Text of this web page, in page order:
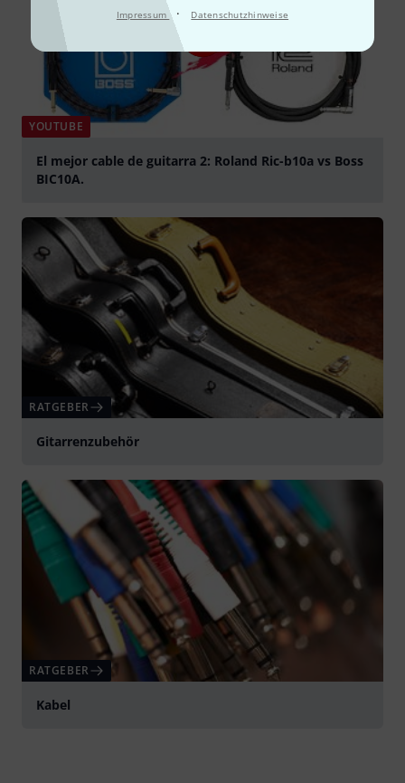
Impressum · Datenschutzhinweise
YOUTUBE
El mejor cable de guitarra 2: Roland Ric-b10a vs Boss
BIC10A.
RATGEBER
Gitarrenzubehör
RATGEBER
Kabel